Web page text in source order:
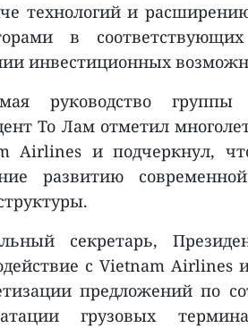
технологий и
в
инвестиционных
руководство группы
То Лам отметил
Airlines и подчеркнул,
развитию
секретарь,
с Vietnam Airlines
предложений по
грузовых